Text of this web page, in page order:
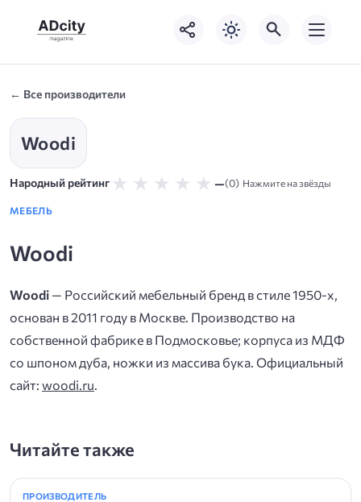
← Все производители
Woodi
Народный рейтинг ★ ★ ★ ★ ★ —(0) Нажмите на звёзды
МЕБЕЛЬ
Woodi
Woodi — Российский мебельный бренд в стиле 1950-х,
основан в 2011 году в Москве. Производство на
собственной фабрике в Подмосковье; корпуса из МДФ
со шпоном дуба, ножки из массива бука. Официальный
сайт: woodi.ru
Читайте также
ПРОИЗВОДИТЕЛЬ